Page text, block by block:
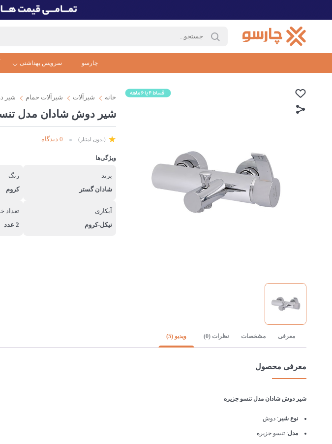
چارسو سرویس بهداشتی
خانه شیرآلات شیرآلات حمام شیر
شیر دوش شادان مدل
(بدون امتیاز) 0 دیدگاه
ویژگی‌ها
برند
شادان گستر
رنگ
کروم
آبکاری
نیکل-کروم
تعداد
2 عدد
معرفی مشخصات نظرات (0) ویدیو (5)
معرفی محصول
شیر دوش شادان مدل تنسو جزیره
نوع شیر : دوش
مدل: تنسو جزیره